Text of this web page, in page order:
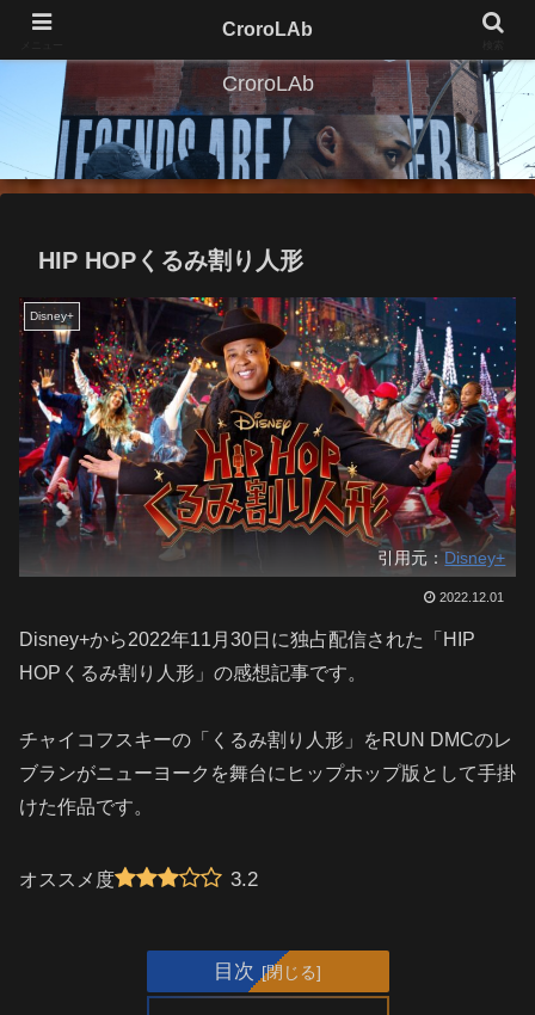
CroroLAb
HIP HOPくるみ割り人形
Disney+
引用元： Disney+
2022.12.01
Disney+から2022年11月30日に独占配信された「HIP
HOPくるみ割り人形」の感想記事です。
チャイコフスキーの「くるみ割り人形」をRUN DMCのレ
ブランがニューヨークを舞台にヒップホップ版として手掛
けた作品です。
オススメ度 3.2
目次
CroroLAb